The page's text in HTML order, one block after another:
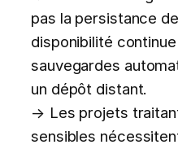
pas la persistance
disponibilité
sauvegardes
un dépôt distant.
→ Les projets
sensibles